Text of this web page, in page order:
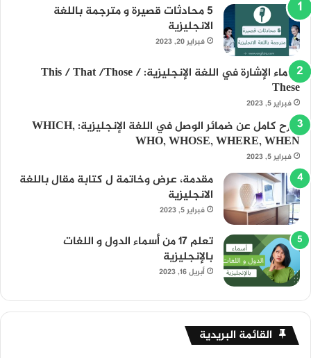
5 محادثات قصيرة و مترجمة باللغة
الانجليزية
فبراير 20, 2023
أسماء الإشارة في اللغة الإنجليزية: This / That /Those /
These
فبراير 5, 2023
شرح كامل عن ضمائر الوصل في اللغة الإنجليزية: WHICH,
WHO, WHOSE, WHERE, WHEN
فبراير 5, 2023
مقدمة، عرض وخاتمة ل كتابة مقال باللغة
الانجليزية
فبراير 5, 2023
تعلم 17 من أسماء الدول و اللغات
بالإنجليزية
أبريل 16, 2023
القائمة البريدية